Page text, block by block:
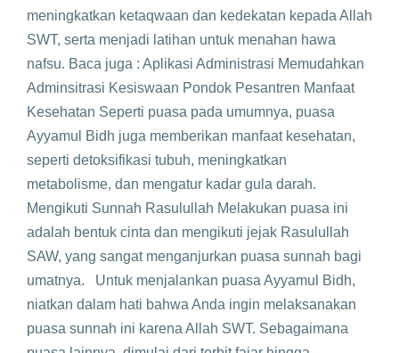
meningkatkan ketaqwaan dan kedekatan kepada Allah
SWT, serta menjadi latihan untuk menahan hawa
nafsu. Baca juga : Aplikasi Administrasi Memudahkan
Adminsitrasi Kesiswaan Pondok Pesantren Manfaat
Kesehatan Seperti puasa pada umumnya, puasa
Ayyamul Bidh juga memberikan manfaat kesehatan,
seperti detoksifikasi tubuh, meningkatkan
metabolisme, dan mengatur kadar gula darah.
Mengikuti Sunnah Rasulullah Melakukan puasa ini
adalah bentuk cinta dan mengikuti jejak Rasulullah
SAW, yang sangat menganjurkan puasa sunnah bagi
umatnya. Untuk menjalankan puasa Ayyamul Bidh,
niatkan dalam hati bahwa Anda ingin melaksanakan
puasa sunnah ini karena Allah SWT. Sebagaimana